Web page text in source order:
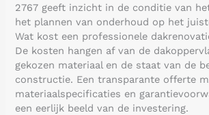
2767 geeft inzicht in de conditie van
het plannen van onderhoud op het
Wat kost een professionele
De kosten hangen af van de
gekozen materiaal en de staat van de
constructie. Een transparante offerte
materiaalspecificaties en
een eerlijk beeld van de investering.